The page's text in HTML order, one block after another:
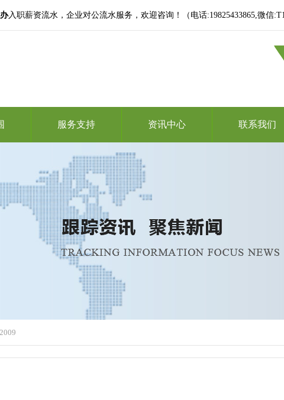
入职薪资流水，企业对公流水服务，欢迎咨询！（电话:19825433865,微信
服务支持 资讯中心 联系我们